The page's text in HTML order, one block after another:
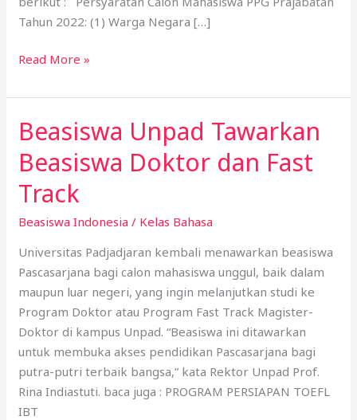
Tahun 2022: (1) Warga Negara […]
Read More »
Beasiswa Unpad Tawarkan
Beasiswa Doktor dan Fast
Track
Beasiswa Indonesia / Kelas Bahasa
Universitas Padjadjaran kembali menawarkan beasiswa
Pascasarjana bagi calon mahasiswa unggul, baik dalam
maupun luar negeri, yang ingin melanjutkan studi ke
Program Doktor atau Program Fast Track Magister-
Doktor di kampus Unpad. “Beasiswa ini ditawarkan
untuk membuka akses pendidikan Pascasarjana bagi
putra-putri terbaik bangsa,” kata Rektor Unpad Prof.
Rina Indiastuti. baca juga : PROGRAM PERSIAPAN TOEFL
IBT
Beasiswa
Unpad
Tawarkan
Beasiswa
Doktor
dan
Fast